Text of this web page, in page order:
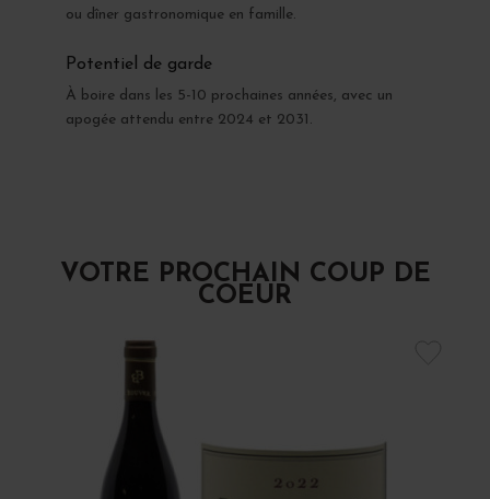
ou dîner gastronomique en famille.
Potentiel de garde
À boire dans les 5-10 prochaines années, avec un
apogée attendu entre 2024 et 2031.
VOTRE PROCHAIN COUP DE
COEUR